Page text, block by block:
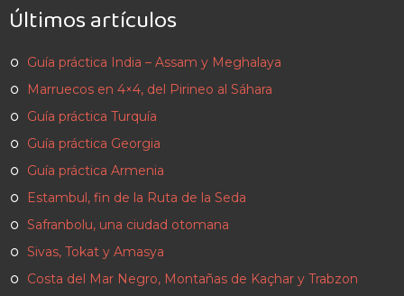
Últimos artículos
Guía práctica India – Assam y Meghalaya
Marruecos en 4×4, del Pirineo al Sáhara
Guía práctica Turquía
Guía práctica Georgia
Guía práctica Armenia
Estambul, fin de la Ruta de la Seda
Safranbolu, una ciudad otomana
Sivas, Tokat y Amasya
Costa del Mar Negro, Montañas de Kaçhar y Trabzon